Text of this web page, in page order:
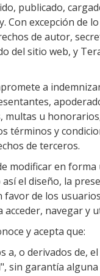
publicado,
excepción de
de autor,
del sitio web, y
a
multas u
términos y
de terceros.
modificar en
el diseño, la
de los
navegar y
y acepta que:
o derivados de,
sin garantía